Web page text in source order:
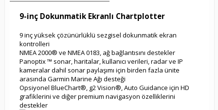
9-inç Dokunmatik Ekranlı Chartplotter
9 inç yüksek çözünürlüklü sezgisel dokunmatik ekran
kontrolleri
NMEA 2000® ve NMEA 0183, ağ bağlantısını destekler
Panoptix ™ sonar, haritalar, kullanıcı verileri, radar ve IP
kameralar dahil sonar paylaşımı için birden fazla ünite
arasında Garmin Marine Ağı desteği
Opsiyonel BlueChart®, g2 Vision®, Auto Guidance için HD
grafiklerini ve diğer premium navigasyon özelliklerini
destekler